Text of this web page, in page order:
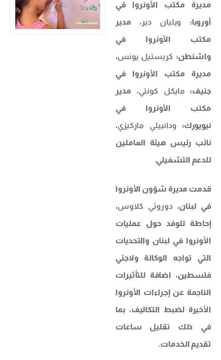
مديرة مكتب الأونروا في
أوروبا؛ ويليان دير، مدير
مكتب الأونروا في
واشنطن؛كريستيل يونس،
مديرة مكتب الأونروا في
جنيف؛مايكل كونتي، مدير
مكتب الأونروا في
نيويورك؛ودانييلي ماركيزي،
نائب رئيس هيئة العاملين
للدعم التشغيلي.
قدمت مديرة شؤون الأونروا
في لبنان،دوروثي كلاوس،
إحاطة للوفد حول عمليات
الأونروا في لبنان والتحديات
التي تواجه الوكالة ولاجئي
فلسطين، اضافة للتأثيرات
الناجمة عن إجراءات الأونروا
الأخيرة لضبط التكاليف، بما
في ذلك تقليل ساعات
تقديم الخدمات.